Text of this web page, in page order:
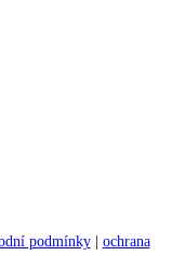
podmínky| ochrana